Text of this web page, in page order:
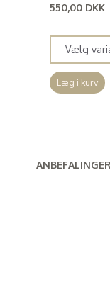
550,00 DKK
Læg i kurv
ANBEFALINGER